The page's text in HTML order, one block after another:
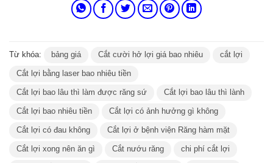
Từ khóa: bảng giá Cắt cười hở lợi giá bao nhiêu cắt lợi
Cắt lợi bằng laser bao nhiêu tiền
Cắt lợi bao lâu thì làm được răng sứ Cắt lợi bao lâu thì lành
Cắt lợi bao nhiêu tiền Cắt lợi có ảnh hưởng gì không
Cắt lợi có đau không Cắt lợi ở bệnh viện Răng hàm mặt
Cắt lợi xong nên ăn gì Cắt nướu răng chi phí cắt lợi